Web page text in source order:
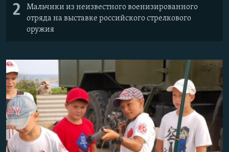
2
Мальчики из неизвестного военизированного
отряда на выставке российского стрелкового
оружия